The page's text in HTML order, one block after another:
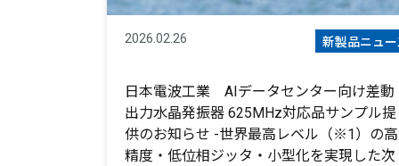
2026.02.26 新製品ニュー
日本電波工業 AIデータセンター向け差動
出力水晶発振器 625MHz対応品サンプル提
供のお知らせ -世界最高レベル（※1）の高
精度・低位相ジッタ・小型化を実現した次